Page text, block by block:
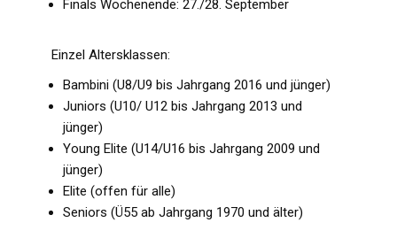
Finals Wochenende: 27./28. September
​Einzel Altersklassen:
Bambini (U8/U9 bis Jahrgang 2016 und jünger)
Juniors (U10/ U12 bis Jahrgang 2013 und
jünger)
Young Elite (U14/U16 bis Jahrgang 2009 und
jünger)
Elite (offen für alle)
Seniors (Ü55 ab Jahrgang 1970 und älter)